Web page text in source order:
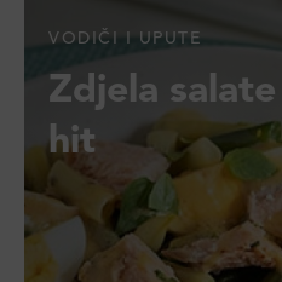
VODIČI I UPUTE
Zdjela
hit